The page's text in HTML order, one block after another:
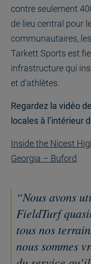
contre seulement
de lieu central pour
communautaires,
Tarkett Sports est
infrastructure qui
et d’athlètes.
Regardez la vidéo
locales à l’intérieur
Inside the Nicest
Georgia – Buford
“Nous avons
FieldTurf
tous nos
nous sommes